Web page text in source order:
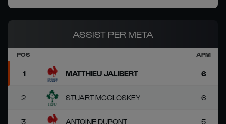
ASSIST PER META
POS APM
1 MATTHIEU JALIBERT 6
2 STUART MCCLOSKEY 6
3 ANTOINE DUPONT 5